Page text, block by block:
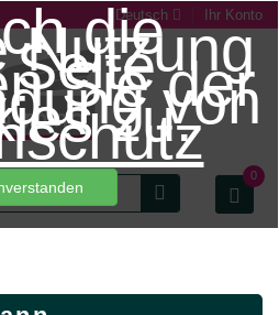
die
Nutzung
Seite
Sie der
von
zu.
Ihr Konto
Deutsch
0